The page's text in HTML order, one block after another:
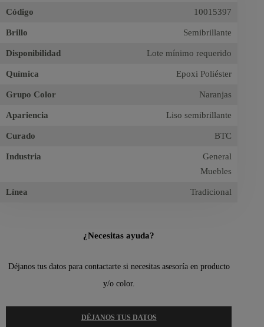
Código 10015397
Brillo Semibrillante
Disponibilidad Lote mínimo requerido
Química Epoxi Poliéster
Grupo Color Naranjas
Apariencia Liso semibrillante
Curado BTC
Industria
General
Muebles
Línea Tradicional
¿Necesitas ayuda?
Déjanos tus datos para contactarte si necesitas asesoría en producto
y/o color.
DÉJANOS TUS DATOS